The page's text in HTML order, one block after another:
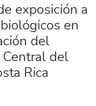
exposición a
en
del
del
Rica